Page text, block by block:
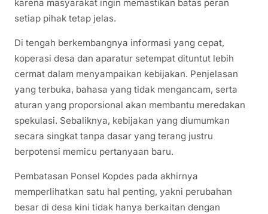
karena masyarakat ingin memastikan batas peran
setiap pihak tetap jelas.
Di tengah berkembangnya informasi yang cepat,
koperasi desa dan aparatur setempat dituntut lebih
cermat dalam menyampaikan kebijakan. Penjelasan
yang terbuka, bahasa yang tidak mengancam, serta
aturan yang proporsional akan membantu meredakan
spekulasi. Sebaliknya, kebijakan yang diumumkan
secara singkat tanpa dasar yang terang justru
berpotensi memicu pertanyaan baru.
Pembatasan Ponsel Kopdes pada akhirnya
memperlihatkan satu hal penting, yakni perubahan
besar di desa kini tidak hanya berkaitan dengan